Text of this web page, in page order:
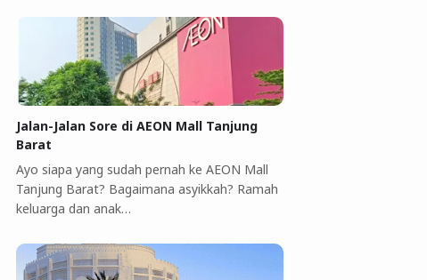
Jalan-Jalan Sore di AEON Mall Tanjung
Barat
Ayo siapa yang sudah pernah ke AEON Mall
Tanjung Barat? Bagaimana asyikkah? Ramah
keluarga dan anak…